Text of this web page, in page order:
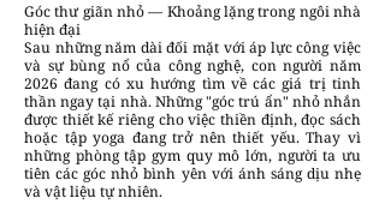
Góc thư giãn nhỏ — Khoảng lặng trong ngôi nhà
hiện đại
Sau những năm dài đối mặt với áp lực công việc
và sự bùng nổ của công nghệ, con người năm
2026 đang có xu hướng tìm về các giá trị tinh
thần ngay tại nhà. Những "góc trú ẩn" nhỏ nhắn
được thiết kế riêng cho việc thiền định, đọc sách
hoặc tập yoga đang trở nên thiết yếu. Thay vì
những phòng tập gym quy mô lớn, người ta ưu
tiên các góc nhỏ bình yên với ánh sáng dịu nhẹ
và vật liệu tự nhiên.